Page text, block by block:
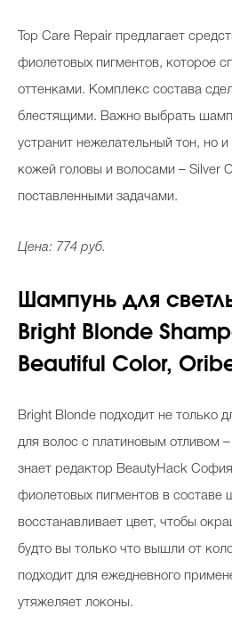
Top Care Repair предлагает
фиолетовых пигментов, которое
оттенками. Комплекс состава
блестящими. Важно выбрать
устранит нежелательный тон, но и
кожей головы и волосами – Silver
поставленными задачами.
Цена: 774 руб.
Шампунь для
Bright Blonde
Beautiful Color,
Bright Blonde подходит не только
для волос с платиновым отливом
знает редактор BeautyHack
фиолетовых пигментов в составе
восстанавливает цвет, чтобы
будто вы только что вышли от
подходит для ежедневного
утяжеляет локоны.